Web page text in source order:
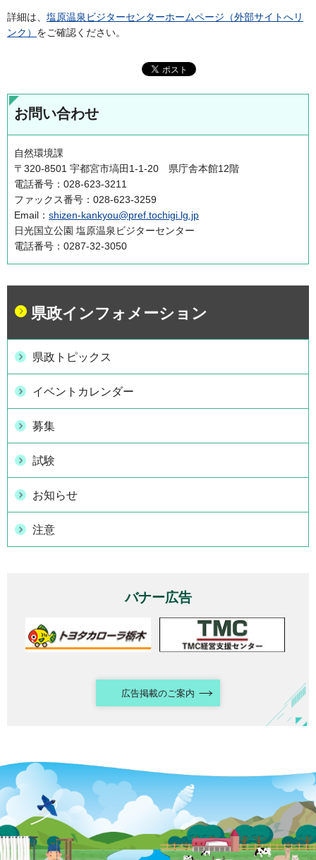
詳細は、 塩原温泉ビジターセンターホームページ（外部サイトへリ
ンク） をご確認ください。
お問い合わせ
自然環境課
〒320-8501 宇都宮市塙田1-1-20 県庁舎本館12階
電話番号：028-623-3211
ファックス番号：028-623-3259
Email： shizen-kankyou@pref.tochigi.lg.jp
日光国立公園 塩原温泉ビジターセンター
電話番号：0287-32-3050
県政インフォメーション
県政トピックス
イベントカレンダー
募集
試験
お知らせ
注意
バナー広告
広告掲載のご案内